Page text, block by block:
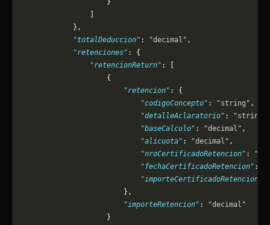
                    }
            },
            "totalDeduccion"
: "decimal" ,
            "retenciones"
: {
                "retencionReturn"
: [
                    {
                        "retencion"
: {
                            "codigoConcepto"
: "string" ,
                            "detalleAclaratorio"
: "string"
                            "baseCalculo"
: "decimal" ,
                            "alicuota"
: "decimal" ,
                            "nroCertificadoRetencion"
:
                            "fechaCertificadoRetencion"
:
                            "importeCertificadoRetencion"
                        },
                        "importeRetencion"
:
"decimal"
                    }